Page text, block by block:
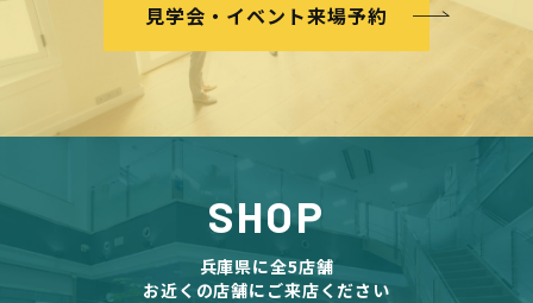
見学会・イベント来場予約
SHOP
兵庫県に全5店舗
お近くの店舗にご来店ください